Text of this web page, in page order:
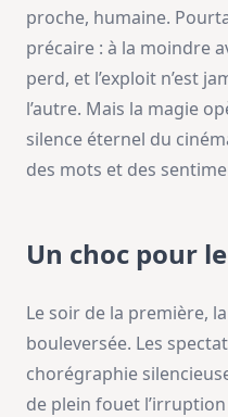
proche, humaine.
précaire : à la moindre
perd, et l’exploit n’est
l’autre. Mais la magie
silence éternel du
des mots et des
Un choc pour
Le soir de la première,
bouleversée. Les
chorégraphie
de plein fouet